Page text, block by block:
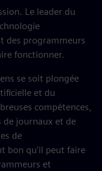
Le leader du
des programmeurs
fonctionner.
se soit plongée
et du
compétences,
de journaux et de
de
bon qu'il peut faire
et